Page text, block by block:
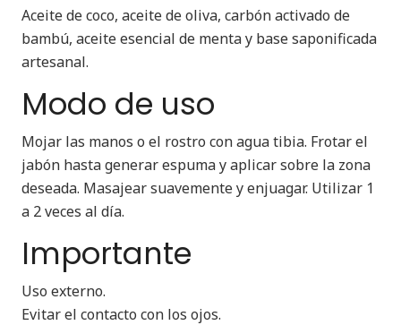
Aceite de coco, aceite de oliva, carbón activado de
bambú, aceite esencial de menta y base saponificada
artesanal.
Modo de uso
Mojar las manos o el rostro con agua tibia. Frotar el
jabón hasta generar espuma y aplicar sobre la zona
deseada. Masajear suavemente y enjuagar. Utilizar 1
a 2 veces al día.
Importante
Uso externo.
Evitar el contacto con los ojos.